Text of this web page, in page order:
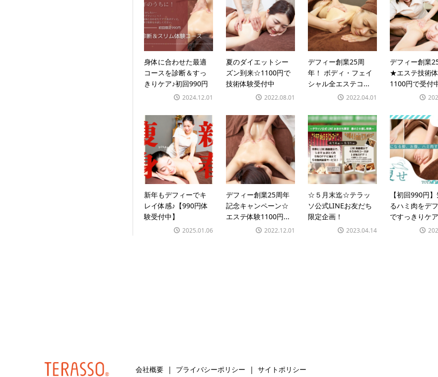
身体に合わせた最適
コースを診断＆すっ
きりケア♪初回990円
2024.12.01
夏のダイエットシー
ズン到来☆1100円で
技術体験受付中
2022.08.01
デフィー創業25周
年！ ボディ・フェイ
シャル全エステコ...
2022.04.01
デフィー創業
★エステ技術
1100円で受付
新年もデフィーでキ
レイ体感♪【990円体
験受付中】
2025.01.06
デフィー創業25周年
記念キャンペーン☆
エステ体験1100円...
2022.12.01
☆５月末迄☆テラッ
ソ公式LINEお友だち
限定企画！
2023.04.14
【初回990円
るハミ肉をデ
ですっきりケ
会社概要 プライバシーポリシー サイトポリシー